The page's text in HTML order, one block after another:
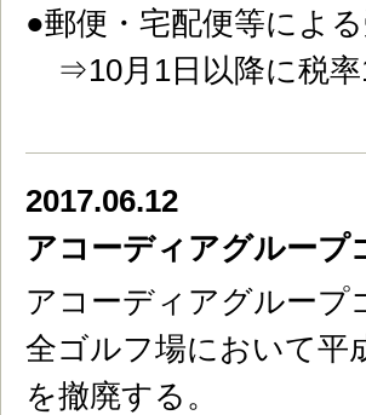
●郵便・宅配便等によ
⇒10月1日以降に税率
2017.06.12
アコーディアグループ
アコーディアグループ
全ゴルフ場において平
を撤廃する。